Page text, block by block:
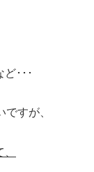
･･･
すが、